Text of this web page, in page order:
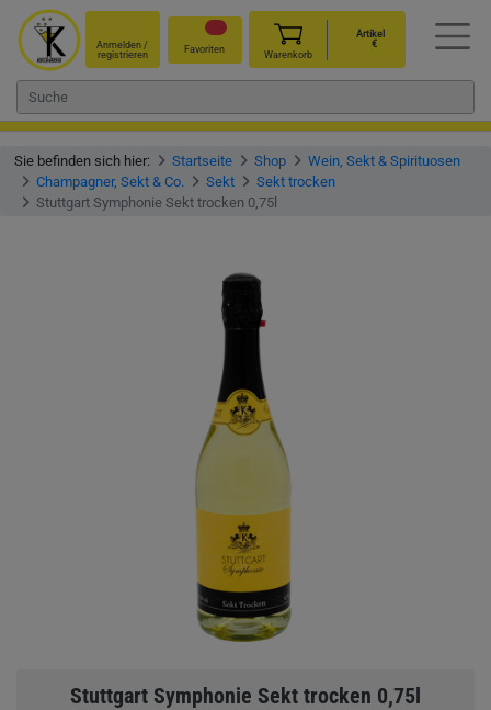
Anmelden /
registrieren
Favoriten Warenkorb
Artikel
€
Sie befinden sich hier: Startseite Shop
Wein, Sekt & Spirituosen
Champagner, Sekt & Co.
Sekt
Sekt trocken
Stuttgart Symphonie Sekt trocken 0,75l
Stuttgart Symphonie Sekt trocken 0,75l